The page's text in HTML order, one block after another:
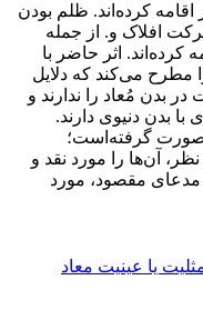
اقامه کرده‌اند. ظلم بودن
افلاک و. از جمله
کرده‌اند. اثر حاضر با
مطرح می‌کند که دلایل
در بدن مُعاد را ندارند و
بدن دنیوی دارند.
گرفته‌است؛
آن‌ها را مورد نقد و
مدعای مقصود، مورد
یا عینیت معاد